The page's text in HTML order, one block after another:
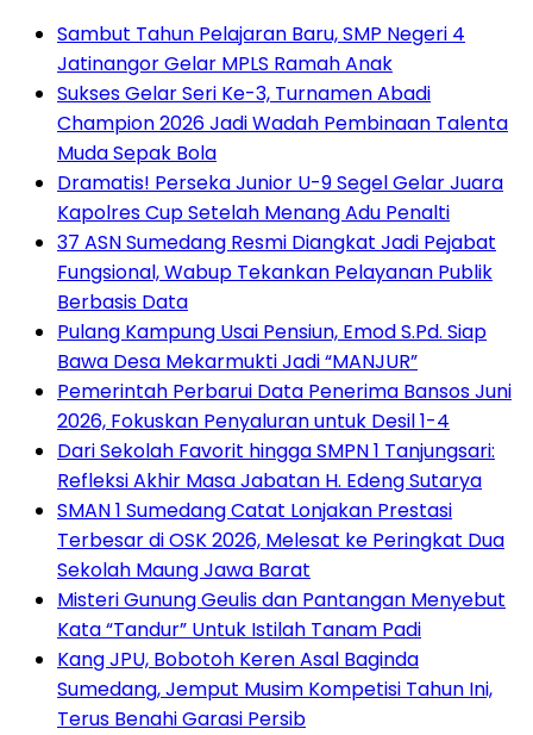
Sambut Tahun Pelajaran Baru, SMP Negeri 4
Jatinangor Gelar MPLS Ramah Anak
Sukses Gelar Seri Ke-3, Turnamen Abadi
Champion 2026 Jadi Wadah Pembinaan Talenta
Muda Sepak Bola
Dramatis! Perseka Junior U-9 Segel Gelar Juara
Kapolres Cup Setelah Menang Adu Penalti
37 ASN Sumedang Resmi Diangkat Jadi Pejabat
Fungsional, Wabup Tekankan Pelayanan Publik
Berbasis Data
Pulang Kampung Usai Pensiun, Emod S.Pd. Siap
Bawa Desa Mekarmukti Jadi “MANJUR”
Pemerintah Perbarui Data Penerima Bansos Juni
2026, Fokuskan Penyaluran untuk Desil 1-4
Dari Sekolah Favorit hingga SMPN 1 Tanjungsari:
Refleksi Akhir Masa Jabatan H. Edeng Sutarya
SMAN 1 Sumedang Catat Lonjakan Prestasi
Terbesar di OSK 2026, Melesat ke Peringkat Dua
Sekolah Maung Jawa Barat
Misteri Gunung Geulis dan Pantangan Menyebut
Kata “Tandur” Untuk Istilah Tanam Padi
Kang JPU, Bobotoh Keren Asal Baginda
Sumedang, Jemput Musim Kompetisi Tahun Ini,
Terus Benahi Garasi Persib